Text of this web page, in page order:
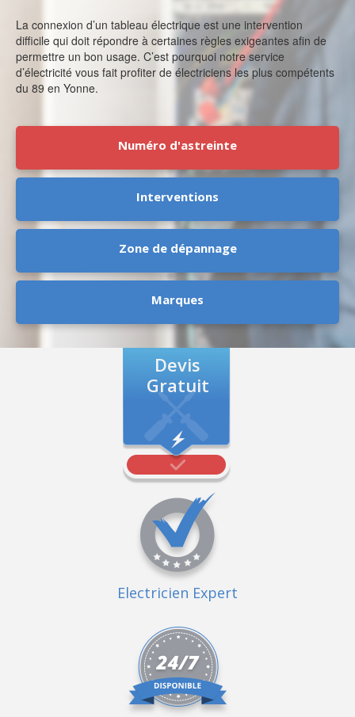
La connexion d’un tableau électrique est une intervention
difficile qui doit répondre à certaines règles exigeantes afin de
permettre un bon usage. C’est pourquoi notre service
d’électricité vous fait profiter de électriciens les plus compétents
du 89 en Yonne.
Numéro d'astreinte
Interventions
Zone de dépannage
Marques
Devis
Gratuit
Electricien Expert